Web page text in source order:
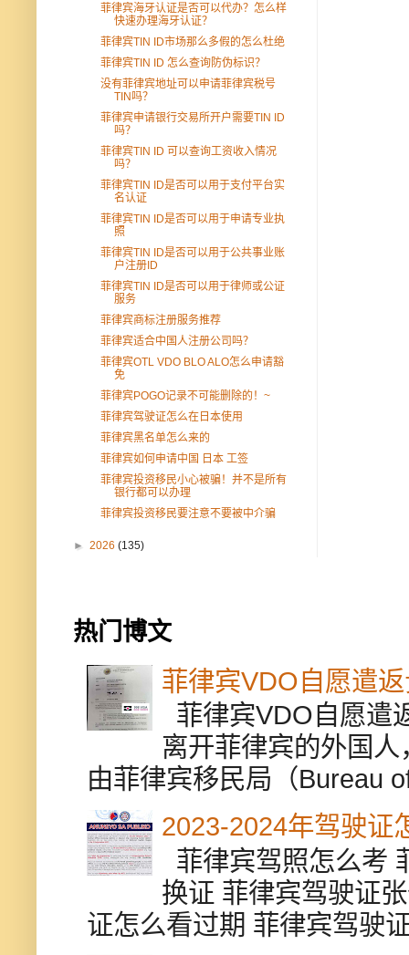
菲律宾海牙认证是否可以代办？怎么样
快速办理海牙认证？
菲律宾TIN ID市场那么多假的怎么杜绝
菲律宾TIN ID 怎么查询防伪标识？
没有菲律宾地址可以申请菲律宾税号
TIN吗？
菲律宾申请银行交易所开户需要TIN ID
吗？
菲律宾TIN ID 可以查询工资收入情况
吗？
菲律宾TIN ID是否可以用于支付平台实
名认证
菲律宾TIN ID是否可以用于申请专业执
照
菲律宾TIN ID是否可以用于公共事业账
户注册ID
菲律宾TIN ID是否可以用于律师或公证
服务
菲律宾商标注册服务推荐
菲律宾适合中国人注册公司吗？
菲律宾OTL VDO BLO ALO怎么申请豁
免
菲律宾POGO记录不可能删除的！~
菲律宾驾驶证怎么在日本使用
菲律宾黑名单怎么来的
菲律宾如何申请中国 日本 工签
菲律宾投资移民小心被骗！并不是所有
银行都可以办理
菲律宾投资移民要注意不要被中介骗
► 2026 (135)
热门博文
菲律宾VDO自愿遣
菲律宾VDO自愿遣
离开菲律宾的外国
由菲律宾移民局（Bureau
2023-2024年驾驶证
菲律宾驾照怎么考
换证 菲律宾驾驶证
证怎么看过期 菲律宾驾驶